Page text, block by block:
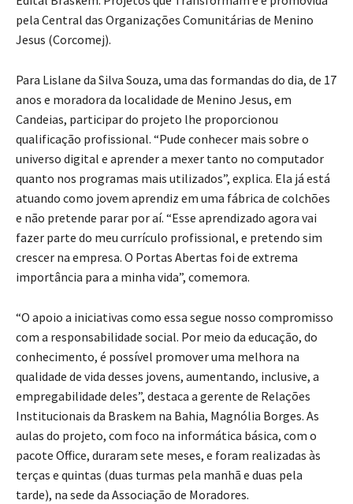
pela Central das Organizações Comunitárias de Menino
Jesus (Corcomej).
Para Lislane da Silva Souza, uma das formandas do dia, de 17
anos e moradora da localidade de Menino Jesus, em
Candeias, participar do projeto lhe proporcionou
qualificação profissional. “Pude conhecer mais sobre o
universo digital e aprender a mexer tanto no computador
quanto nos programas mais utilizados”, explica. Ela já está
atuando como jovem aprendiz em uma fábrica de colchões
e não pretende parar por aí. “Esse aprendizado agora vai
fazer parte do meu currículo profissional, e pretendo sim
crescer na empresa. O Portas Abertas foi de extrema
importância para a minha vida”, comemora.
“O apoio a iniciativas como essa segue nosso compromisso
com a responsabilidade social. Por meio da educação, do
conhecimento, é possível promover uma melhora na
qualidade de vida desses jovens, aumentando, inclusive, a
empregabilidade deles”, destaca a gerente de Relações
Institucionais da Braskem na Bahia, Magnólia Borges. As
aulas do projeto, com foco na informática básica, com o
pacote Office, duraram sete meses, e foram realizadas às
terças e quintas (duas turmas pela manhã e duas pela
tarde), na sede da Associação de Moradores.